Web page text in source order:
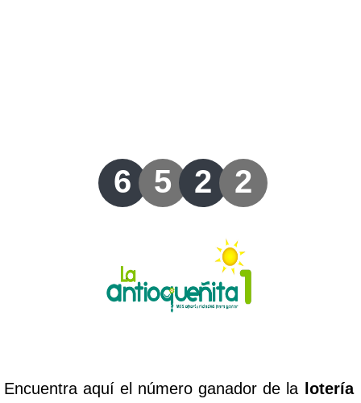
Lotería de Bogotá
Lotería de Medellín
Lotería del Cauca
6 5 2 2
Encuentra aquí el número ganador de la
lotería